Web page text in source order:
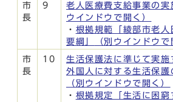
市
長
9 老人医療費支給事業の実
ウインドウで開く）
・ 根拠規範「綾部市老
要綱」
（別ウインドウで
市
長
10
生活保護法に準じて実施
外国人に対する生活保護
（別ウインドウで開く）
・ 根拠規定「生活に困窮